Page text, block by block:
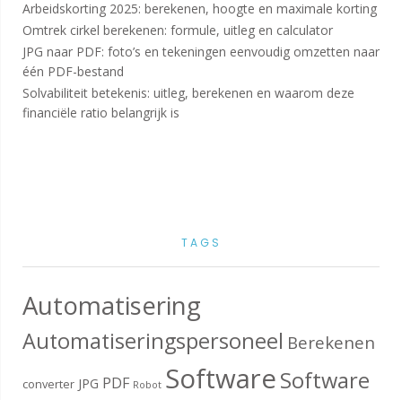
Arbeidskorting 2025: berekenen, hoogte en maximale korting
Omtrek cirkel berekenen: formule, uitleg en calculator
JPG naar PDF: foto’s en tekeningen eenvoudig omzetten naar
één PDF-bestand
Solvabiliteit betekenis: uitleg, berekenen en waarom deze
financiële ratio belangrijk is
TAGS
Automatisering
Automatiseringspersoneel Berekenen
converter JPG PDF Robot SoftwareSoftware